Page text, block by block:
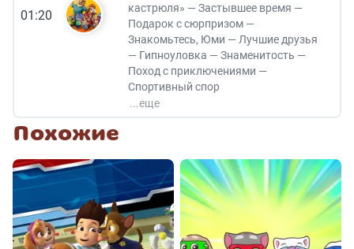
01:20 кастрюля» — Застывшее время —
Подарок с сюрпризом —
Знакомьтесь, Юми — Лучшие друзья
— Гипноуловка — Знаменитость —
Поход с приключениями —
Спортивный спор
Похожие